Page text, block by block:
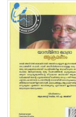
5
4
3
2
1